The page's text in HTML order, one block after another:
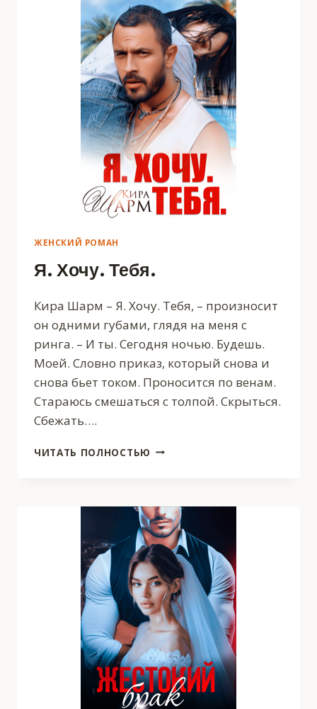
ЖЕНСКИЙ РОМАН
Я. Хочу. Тебя.
Кира Шарм – Я. Хочу. Тебя, – произносит
он одними губами, глядя на меня с
ринга. – И ты. Сегодня ночью. Будешь.
Моей. Словно приказ, который снова и
снова бьет током. Проносится по венам.
Стараюсь смешаться с толпой. Скрыться.
Сбежать….
ЧИТАТЬ ПОЛНОСТЬЮ Я.